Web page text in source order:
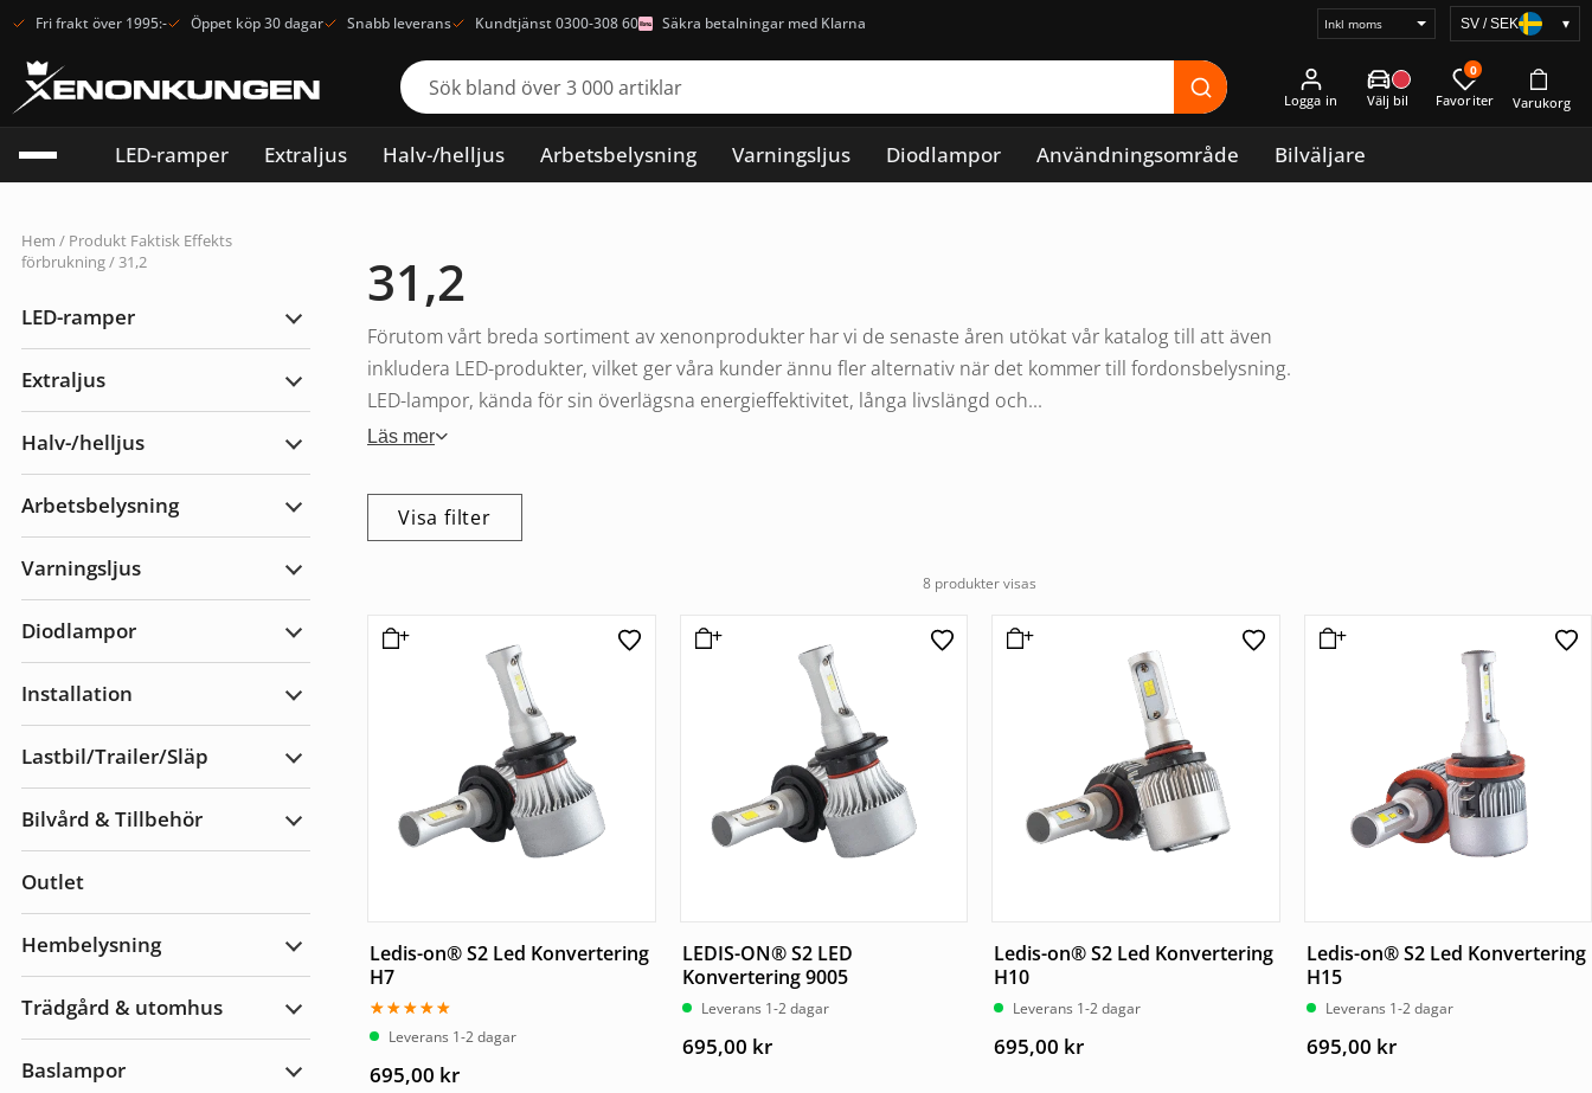
Fri frakt över 1995:- Öppet köp 30 dagar Snabb leverans Kundtjänst 0300-308 60 Säkra betalningar med Klarna
Välj
SV / SEK ▾
Logga in
0
LED-ramper Extraljus Halv-/helljus Arbetsbelysning Varningsljus Diodlampor Användningsområde Bilväljare
Hem / Produkt Faktisk Effekts
förbrukning / 31,2
LED-ramper
Expandera
Extraljus
Expandera
Halv-/helljus
Expandera
Arbetsbelysning
Expandera
Varningsljus
Expandera
Diodlampor
Expandera
Installation
Expandera
Lastbil/Trailer/Släp
Expandera
Bilvård & Tillbehör
Expandera
Outlet
Hembelysning
Expandera
Hembelysning
Trädgård & utomhus
Expandera
utomhus
Baslampor
Expandera
31,2
Förutom vårt breda sortiment av xenonprodukter har vi de senaste åren utökat vår katalog till att även
inkludera LED-produkter, vilket ger våra kunder ännu fler alternativ när det kommer till fordonsbelysning.
LED-lampor, kända för sin överlägsna energieffektivitet, långa livslängd och...
Läs mer
Visa filter
8 produkter visas
Ledis-on® S2 Led Konvertering
H7
Betygsatt
4.67Leverans 1-2 dagar
695,00 kr
LEDIS-ON® S2 LED
Konvertering 9005
Leverans 1-2 dagar
695,00 kr
Ledis-on® S2 Led Konvertering
H10
Leverans 1-2 dagar
695,00 kr
Ledis-on® S2 Led Konvertering
H15
Leverans 1-2 dagar
695,00 kr